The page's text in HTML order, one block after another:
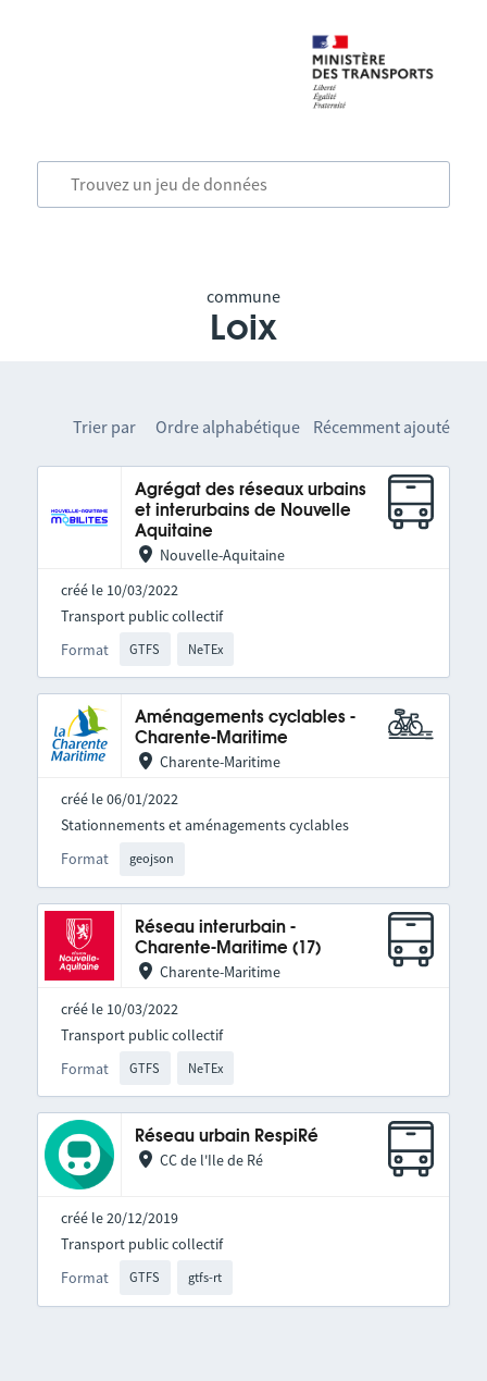
commune
Loix
Trier par Ordre alphabétique Récemment ajouté
Agrégat des réseaux urbains
et interurbains de Nouvelle
Aquitaine
Nouvelle-Aquitaine
créé le 10/03/2022
Format GTFS NeTEx
Transport public collectif
Aménagements cyclables -
Charente-Maritime
Charente-Maritime
créé le 06/01/2022
Format geojson
Stationnements et aménagements cyclables
Réseau interurbain -
Charente-Maritime (17)
Charente-Maritime
créé le 10/03/2022
Format GTFS NeTEx
Transport public collectif
Réseau urbain RespiRé
CC de l'Ile de Ré
créé le 20/12/2019
Format GTFS gtfs-rt
Transport public collectif